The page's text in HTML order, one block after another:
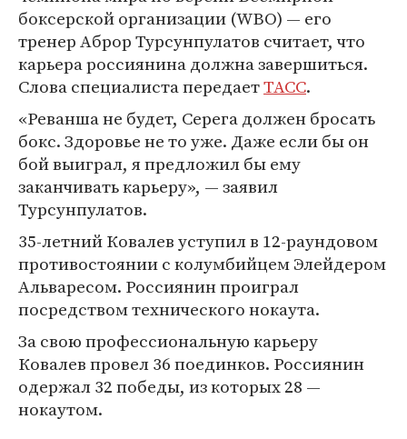
боксерской организации (WBO) — его
тренер Аброр Турсунпулатов считает, что
карьера россиянина должна завершиться.
Слова специалиста передаетТАСС.
«Реванша не будет, Серега должен бросать
бокс. Здоровье не то уже. Даже если бы он
бой выиграл, я предложил бы ему
заканчивать карьеру», — заявил
Турсунпулатов.
35-летний Ковалев уступил в 12-раундовом
противостоянии с колумбийцем Элейдером
Альваресом. Россиянин проиграл
посредством технического нокаута.
За свою профессиональную карьеру
Ковалев провел 36 поединков. Россиянин
одержал 32 победы, из которых 28 —
нокаутом.